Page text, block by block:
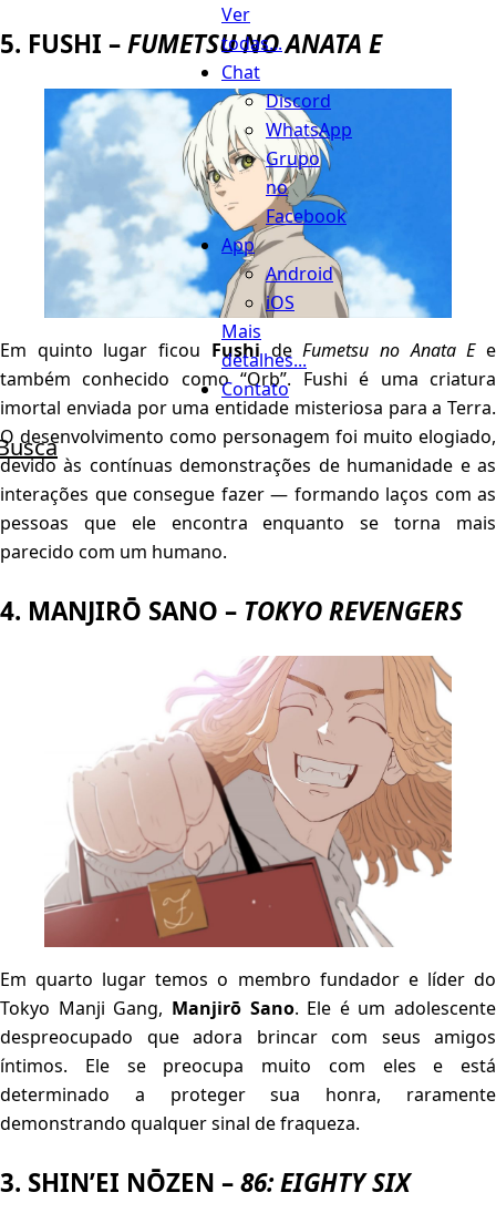
Ver
todas...
Chat
Discord
WhatsApp
Grupo
no
Facebook
App
Android
iOS
Mais
detalhes...
Contato
5. FUSHI –FUMETSU NO ANATA E
Em quinto lugar ficou FushideFumetsu no Anata Ee
também conhecido como “Orb”. Fushi é uma criatura
imortal enviada por uma entidade misteriosa para a Terra.
O desenvolvimento como personagem foi muito elogiado,
devido às contínuas demonstrações de humanidade e as
interações que consegue fazer — formando laços com as
pessoas que ele encontra enquanto se torna mais
parecido com um humano.
4. MANJIRŌ SANO – TOKYO REVENGERS
Em quarto lugar temos o membro fundador e líder do
Tokyo Manji Gang, Manjirō Sano. Ele é um adolescente
despreocupado que adora brincar com seus amigos
íntimos. Ele se preocupa muito com eles e está
determinado a proteger sua honra, raramente
demonstrando qualquer sinal de fraqueza.
3. SHIN’EI NŌZEN –86: EIGHTY SIX